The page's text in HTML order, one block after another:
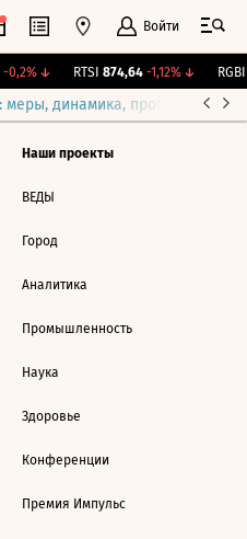
Войти
-0,2%↓ RTSI 874,64 -1,12%↓ RGBI
динамика, прогнозы
Наши проекты
ВЕДЫ
Город
Аналитика
Промышленность
Наука
Здоровье
Конференции
Премия Импульс